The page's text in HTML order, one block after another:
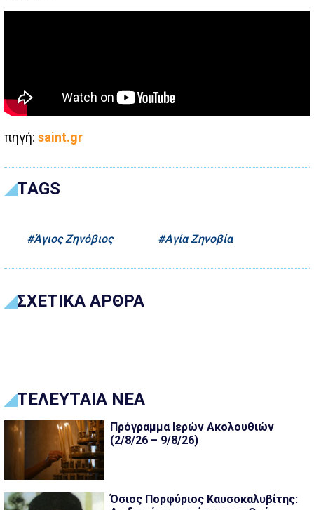
πηγή: saint.gr
TAGS
Άγιος Ζηνόβιος Αγία Ζηνοβία
ΣΧΕΤΙΚΑ ΑΡΘΡΑ
ΤΕΛΕΥΤΑΙΑ ΝΕΑ
Πρόγραμμα Ιερών Ακολουθιών
(2/8/26 – 9/8/26)
Όσιος Πορφύριος Καυσοκαλυβίτης: